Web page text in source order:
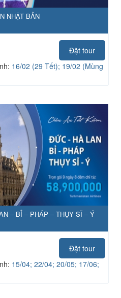
NHẬT BẢN
Đặt tour
16/02 (29 Tết); 19/02 (Mùng
– BỈ – PHÁP – THỤY SĨ – Ý
Đặt tour
15/04; 22/04; 20/05; 17/06;